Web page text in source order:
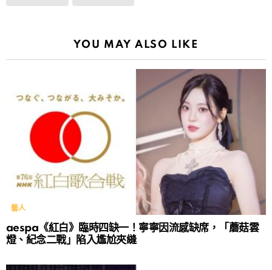
YOU MAY ALSO LIKE
藝人
aespa《紅白》臨時四缺一！寧寧因流感缺席，「蘑菇雲
燈、紀念二戰」陷入尷尬夾縫